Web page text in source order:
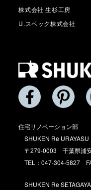
住宅リノベーション部
SHUKEN Re URAYASU
〒279-0003 千葉県浦
TEL：047-304-5827
SHUKEN Re SETAGAYA
株式会社 生杉工房
U.スペック株式会社